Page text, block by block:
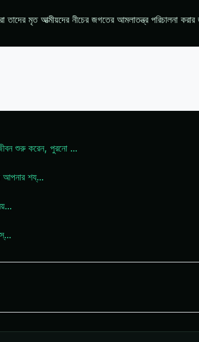
মৃত আত্মীয়দের নীচের জগতের আমলাতন্ত্র পরিচালনা
শুরু করেন, পুরনো ...
আপনার শয্...
...
...